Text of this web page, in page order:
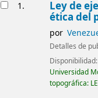
1. Ley de
ética del
por
Detalles de
Disponibilidad:
Universidad
topográfica: